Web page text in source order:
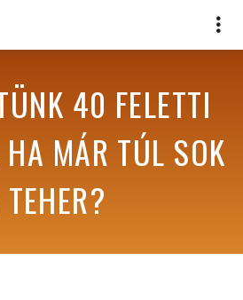
40 FELETTI
HA MÁR TÚL SOK